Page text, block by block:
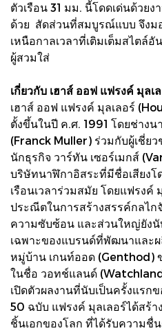
ตัวเรือน 31 มม. นี้โดดเด่นด้วย
ด้วย สัดส่วนที่สมบูรณ์แบบ จึงม
เหนือกาลเวลาที่เติมเต็มสไตล์
ผู้สวมใส่
เกี่ยวกับ เฮาส์ ออฟ แฟรงค์ มุลเ
เฮาส์ ออฟ แฟรงค์ มุลเลอร์
ตั้งขึ้นในปี ค.ศ. 1991 โดยช่าง
(Franck Muller) ร่วมกับผู้เชี่ย
นักธุรกิจ วาร์ทัน เซอร์เมกส์
บริษัทนาฬิกาอิสระที่มีชื่อเสียงโ
เรือนเวลาร่วมสมัย โดยแฟรงค์
ประณีตในการสร้างสรรค์กลไก
ความซับซ้อน และส่วนใหญ่ยังนั
เฉพาะของแบรนด์ที่พัฒนาและ
หมู่บ้าน เกนท์ออด (Genthod)
ในชื่อ วอทช์แลนด์
เปิดตัวผลงานที่นับเป็นครั้งแรก
50 ฉบับ แฟรงค์ มุลเลอร์ได้สร้า
ชิ้นเอกของโลก ที่ได้รับความชื่